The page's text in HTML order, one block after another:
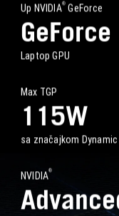
Up NVIDIA® GeForce
Laptop GPU
Max TGP
115W
sa značajkom
NVIDIA®